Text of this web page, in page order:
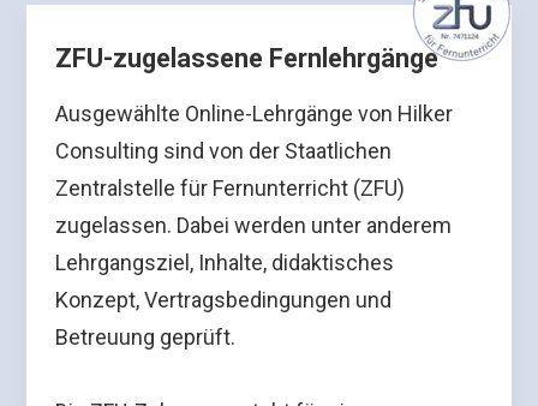
ZFU-zugelassene Fernlehrgänge
Ausgewählte Online-Lehrgänge von Hilker
Consulting sind von der Staatlichen
Zentralstelle für Fernunterricht (ZFU)
zugelassen. Dabei werden unter anderem
Lehrgangsziel, Inhalte, didaktisches
Konzept, Vertragsbedingungen und
Betreuung geprüft.